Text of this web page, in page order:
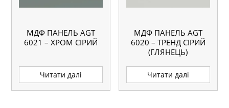
МДФ ПАНЕЛЬ AGT
6021 – ХРОМ СІРИЙ
Читати далі
МДФ ПАНЕЛЬ AGT
6020 – ТРЕНД СІРИЙ
(ГЛЯНЕЦЬ)
Читати далі